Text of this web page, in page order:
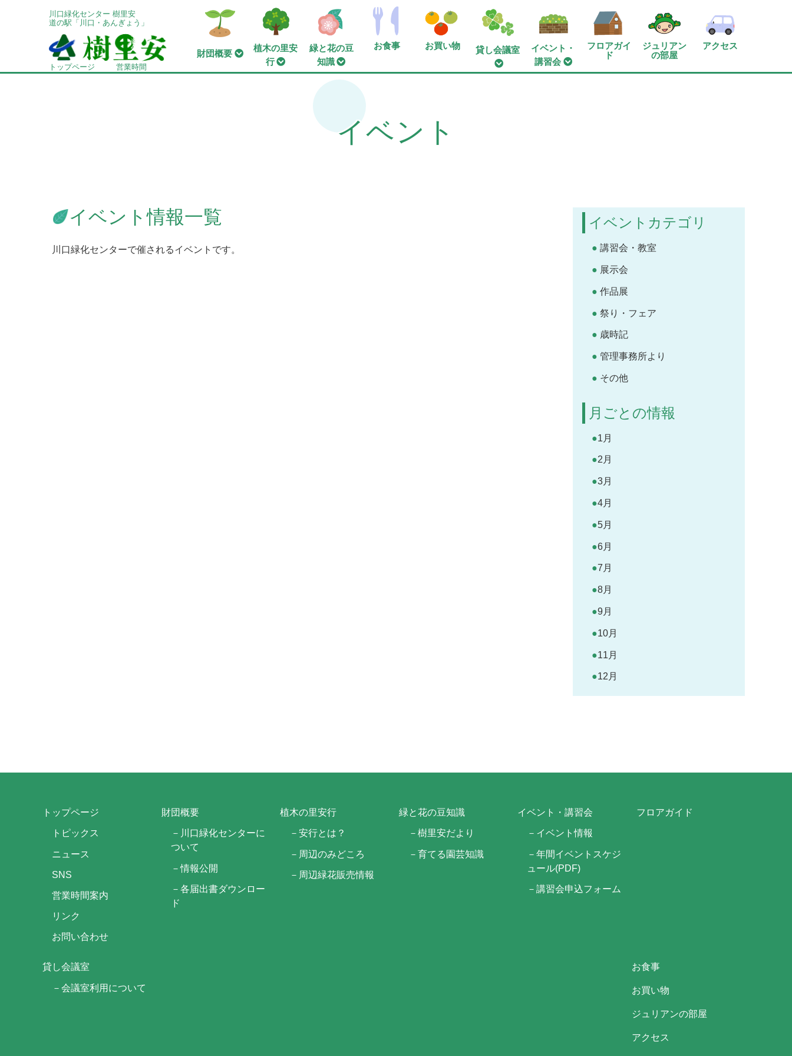
川口緑化センター 樹里安
道の駅「川口・あんぎょう」
トップページ 営業時間
財団概要
植木の里安
行
緑と花の豆
知識
お食事 お買い物 貸し会議室
イベント・
講習会
フロアガイ
ド
ジュリアン
の部屋
アクセス
イベント
イベント情報一覧
川口緑化センターで催されるイベントです。
イベントカテゴリ
講習会・教室
展示会
作品展
祭り・フェア
歳時記
管理事務所より
その他
月ごとの情報
1月
2月
3月
4月
5月
6月
7月
8月
9月
10月
11月
12月
トップページ
トピックス
ニュース
SNS
営業時間案内
リンク
お問い合わせ
財団概要
－川口緑化センターに
ついて
－情報公開
－各届出書ダウンロー
ド
植木の里安行
－安行とは？
－周辺のみどころ
－周辺緑花販売情報
緑と花の豆知識
－樹里安だより
－育てる園芸知識
イベント・講習会
－イベント情報
－年間イベントスケジ
ュール(PDF)
－講習会申込フォーム
フロアガイド
貸し会議室
－会議室利用について
お食事
お買い物
ジュリアンの部屋
アクセス